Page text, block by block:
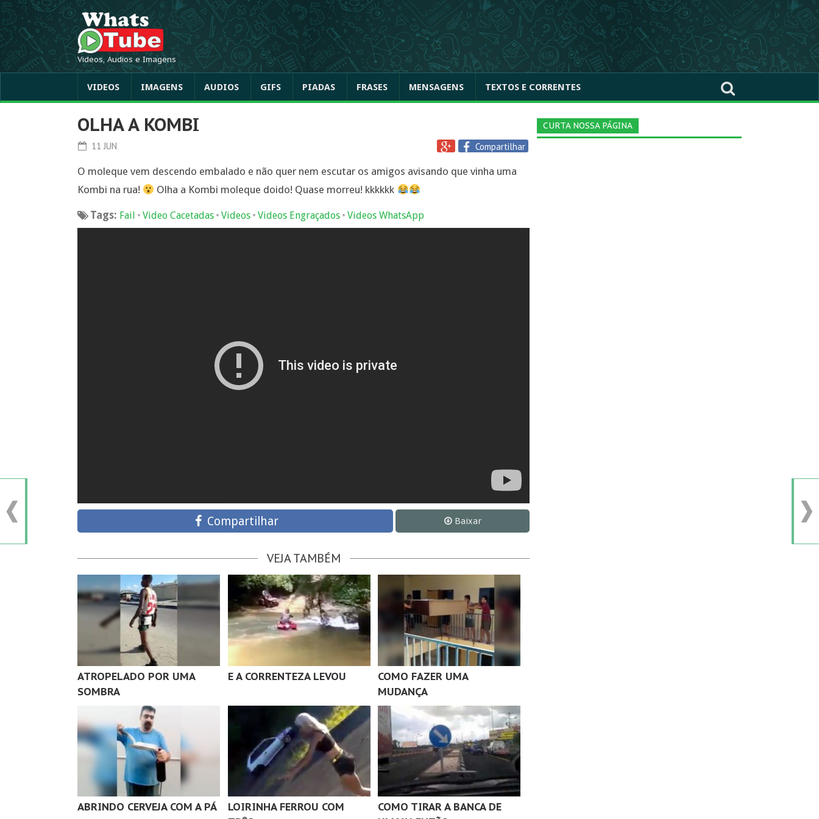
Videos, Audios e Imagens
VIDEOS IMAGENS AUDIOS GIFS PIADAS FRASES MENSAGENS TEXTOS E CORRENTES
OLHA A KOMBI
11 JUN Compartilhar
O moleque vem descendo embalado e não quer nem escutar os amigos avisando que vinha uma
Kombi na rua!
Olha a Kombi moleque doido! Quase morreu! kkkkkk
Tags: Fail • Video Cacetadas • Videos • Videos Engraçados • Videos WhatsApp
Compartilhar Baixar
VEJA TAMBÉM
ATROPELADO POR UMA
SOMBRA
E A CORRENTEZA LEVOU
COMO FAZER UMA
MUDANÇA
ABRINDO CERVEJA COM A PÁ
LOIRINHA FERROU COM
COMO TIRAR A BANCA DE
CURTA NOSSA PÁGINA